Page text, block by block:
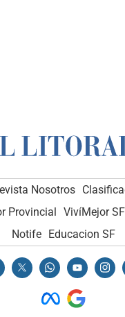
Nosotros
Provincial VivíMejor SF
Notife Educacion SF